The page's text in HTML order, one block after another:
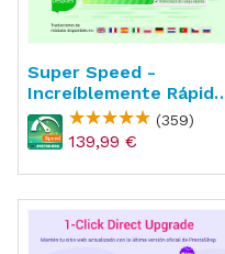
Super Speed -
Increíblemente Rápido
- WebP, Page Cache &
SEO
(359)
139,99 €